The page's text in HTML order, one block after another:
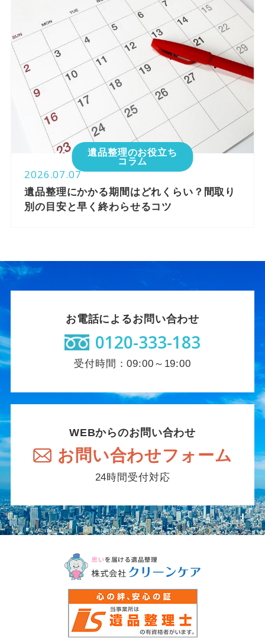
遺品整理のお役立ち
コラム
2026.07.07
遺品整理にかかる期間はどれくらい？間取り
別の目安と早く終わらせるコツ
お電話によるお問い合わせ
0120-333-183
受付時間：09:00～19:00
WEBからのお問い合わせ
お問い合わせフォーム
24時間受付対応